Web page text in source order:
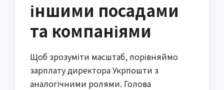
іншими посадами
та компаніями
Щоб зрозуміти масштаб, порівняймо
зарплату директора Укрпошти з
аналогічними ролями. Голова